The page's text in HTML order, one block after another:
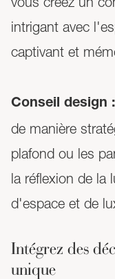
intrigant avec
captivant et
Conseil design :
de manière
plafond ou les
la réflexion de la
d'espace et de
Intégrez des
unique